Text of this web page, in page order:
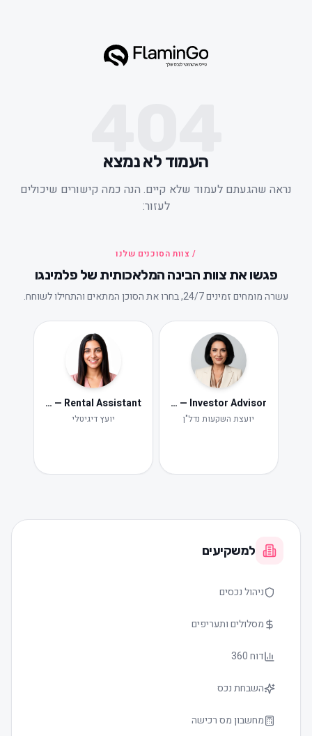
העמוד לא נמצא
שהגעתם לעמוד שלא קיים. הנה כמה קישורים שיכולים
לעזור:
/ צוות הסוכנים שלנו
פגשו את צוות הבינה המלאכותית של פלמינגו
עשרה מומחים זמינים 24/7, בחרו את הסוכן המתאים והתחילו לשוחח.
Iris — Investor Advisor
יועצת השקעות נדל"ן
Neta — Rental Assistant
יועץ דיגיטלי
למשקיעים
ניהול נכסים
מסלולים ותעריפים
דוח 360
השבחת נכס
מחשבון מס רכישה